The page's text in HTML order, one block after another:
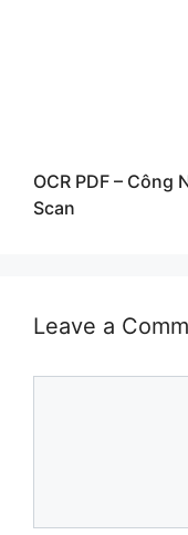
OCR PDF – Công
Scan
Leave a